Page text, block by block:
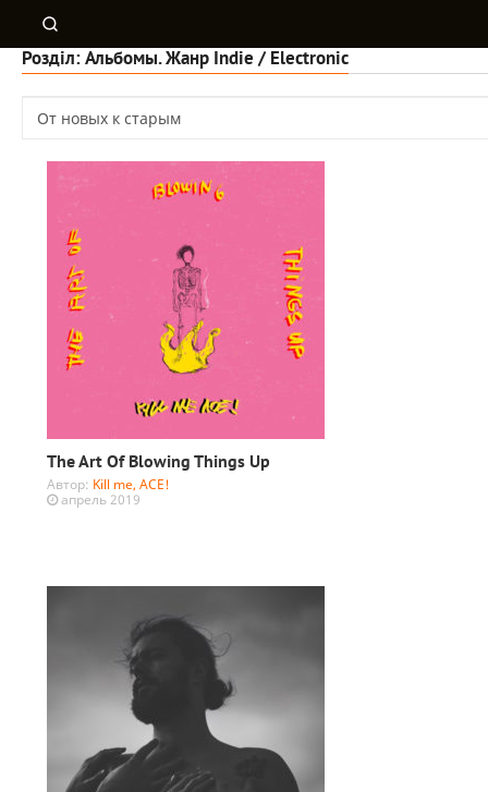
Розділ: Альбомы. Жанр Indie / Electronic
The Art Of Blowing Things Up
Автор: Kill me, ACE!
апрель 2019